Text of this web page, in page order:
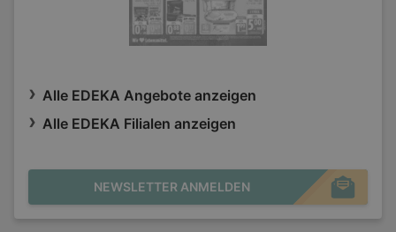
Alle EDEKA Angebote anzeigen
Alle EDEKA Filialen anzeigen
NEWSLETTER ANMELDEN